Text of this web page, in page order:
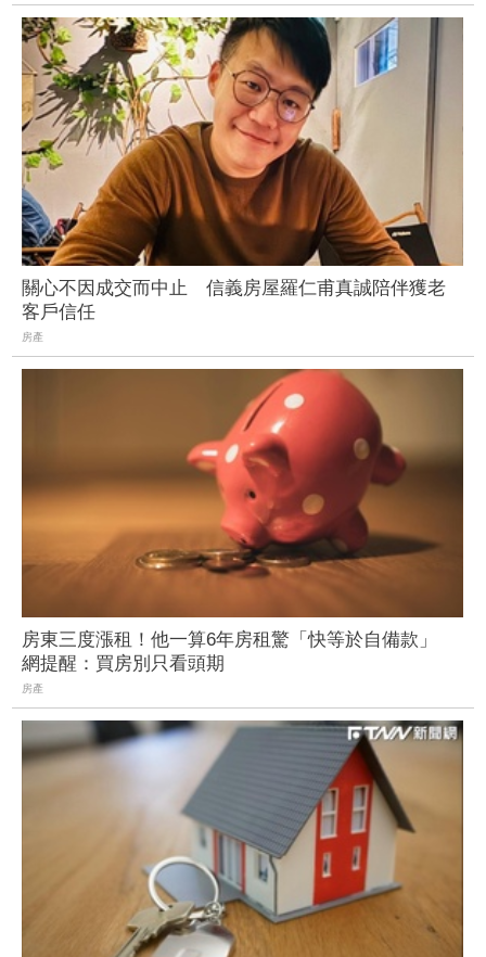
關心不因成交而中止 信義房屋羅仁甫真誠陪伴獲老
客戶信任
房產
房東三度漲租！他一算6年房租驚「快等於自備款」
網提醒：買房別只看頭期
房產